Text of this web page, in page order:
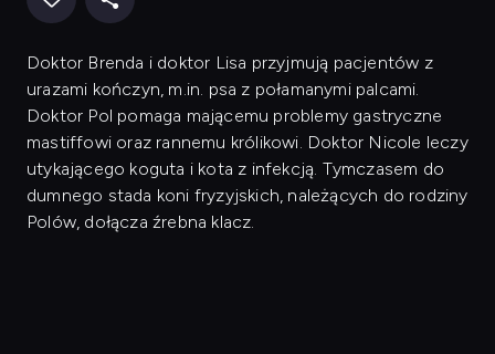
Doktor Brenda i doktor Lisa przyjmują pacjentów z
urazami kończyn, m.in. psa z połamanymi palcami.
Doktor Pol pomaga mającemu problemy gastryczne
mastiffowi oraz rannemu królikowi. Doktor Nicole leczy
utykającego koguta i kota z infekcją. Tymczasem do
dumnego stada koni fryzyjskich, należących do rodziny
Polów, dołącza źrebna klacz.